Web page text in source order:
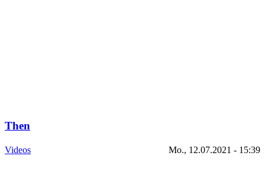
Then
Videos Mo., 12.07.2021 - 15:39